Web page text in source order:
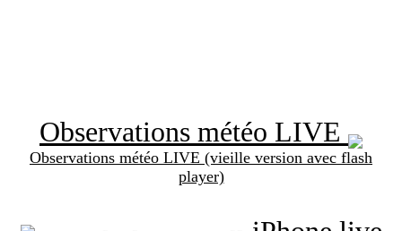
Observations météo LIVE
Observations météo LIVE (vieille version avec flash
player)